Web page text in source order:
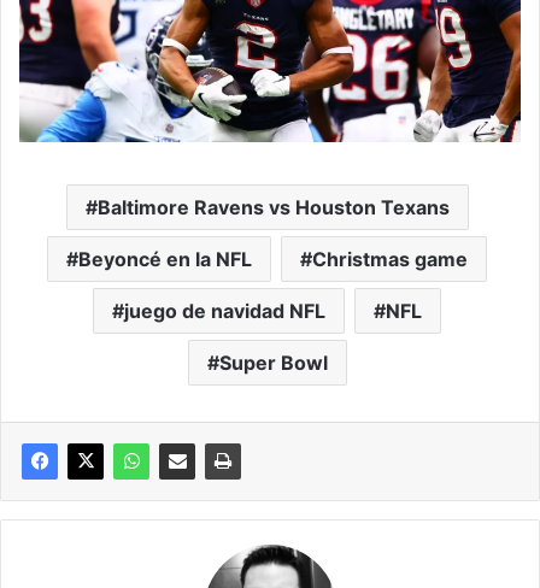
Baltimore Ravens vs Houston Texans
Beyoncé en la NFL Christmas game
juego de navidad NFL NFL
Super Bowl